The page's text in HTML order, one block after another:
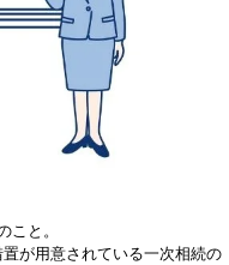
こと。
が用意されている一次相続の